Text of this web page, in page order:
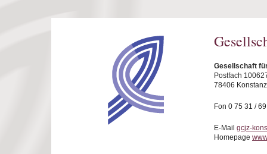
Gesellschaft
Postfach
78406 Konstanz
Fon 0 75 31 /
E-Mail gcjz-
Homepage